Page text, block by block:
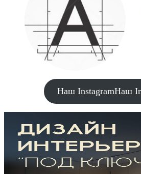
Наш InstagramНаш